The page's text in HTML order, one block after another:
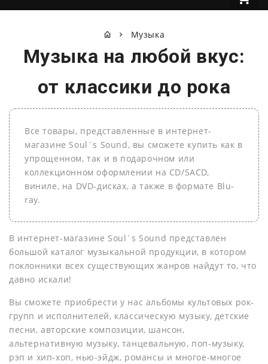
Музыка
Музыка на любой вкус:
от классики до рока
Все товары, представленные в интернет-
магазине Soul`s Sound, вы сможете купить как в
упрощенном, так и в подарочном или
коллекционном оформлении на СD/SACD,
виниле, на DVD-дисках, а также в формате Blu-
ray.
В интернет-магазине Soul`s Sound представлен
большой каталог музыкальной продукции, в котором
поклонники всех существующих жанров найдут то, что
давно искали!
Вы сможете приобрести у нас альбомы культовых рок-
групп и исполнителей, классическую музыку, детские
песни, авторские композиции, шансон,
альтернативную музыку, танцевальную, поп-музыку,
рэп и хип-хоп, нью-эйдж, романсы и многое-многое